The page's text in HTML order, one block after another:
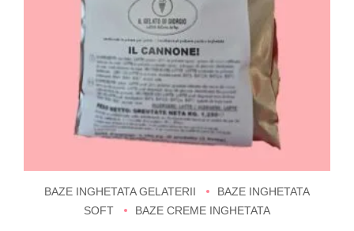
BAZE INGHETATA GELATERII
BAZE INGHETATA
SOFT
BAZE CREME INGHETATA